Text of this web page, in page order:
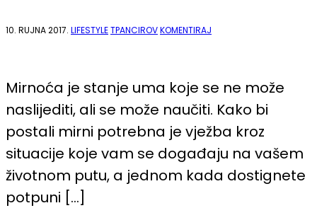
10. RUJNA 2017. LIFESTYLETPANCIROVKOMENTIRAJ
Mirnoća je stanje uma koje se ne može
naslijediti, ali se može naučiti. Kako bi
postali mirni potrebna je vježba kroz
situacije koje vam se događaju na vašem
životnom putu, a jednom kada dostignete
potpuni […]